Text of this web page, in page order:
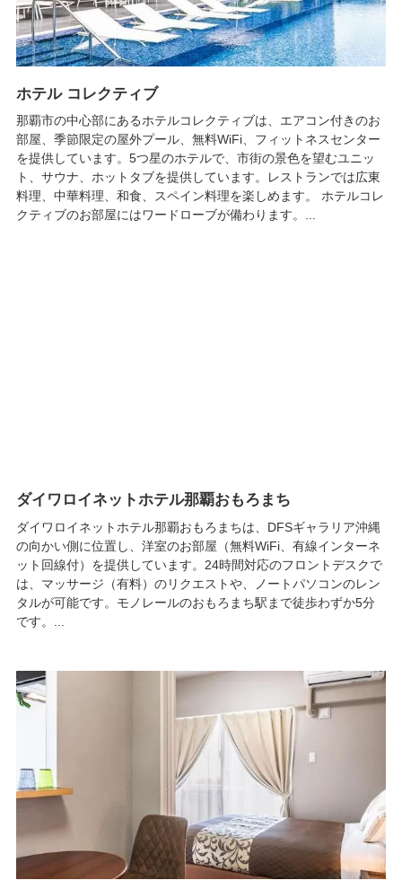
ホテル コレクティブ
那覇市の中心部にあるホテルコレクティブは、エアコン付きのお
部屋、季節限定の屋外プール、無料WiFi、フィットネスセンター
を提供しています。5つ星のホテルで、市街の景色を望むユニッ
ト、サウナ、ホットタブを提供しています。レストランでは広東
料理、中華料理、和食、スペイン料理を楽しめます。 ホテルコレ
クティブのお部屋にはワードローブが備わります。...
ダイワロイネットホテル那覇おもろまち
ダイワロイネットホテル那覇おもろまちは、DFSギャラリア沖縄
の向かい側に位置し、洋室のお部屋（無料WiFi、有線インターネ
ット回線付）を提供しています。24時間対応のフロントデスクで
は、マッサージ（有料）のリクエストや、ノートパソコンのレン
タルが可能です。モノレールのおもろまち駅まで徒歩わずか5分
です。...